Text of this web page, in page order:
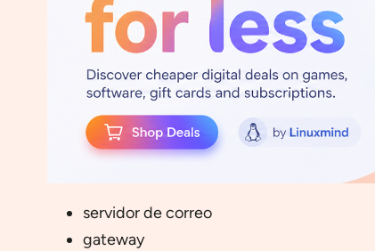
servidor de correo
gateway